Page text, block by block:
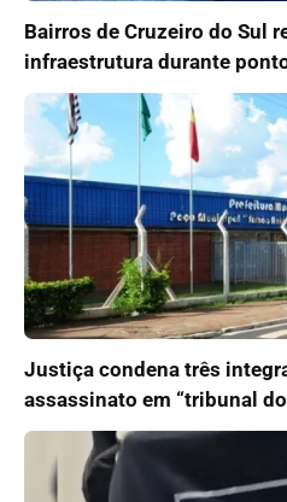
Bairros de Cruzeiro do Sul
infraestrutura durante
Justiça condena três
assassinato em “tribunal